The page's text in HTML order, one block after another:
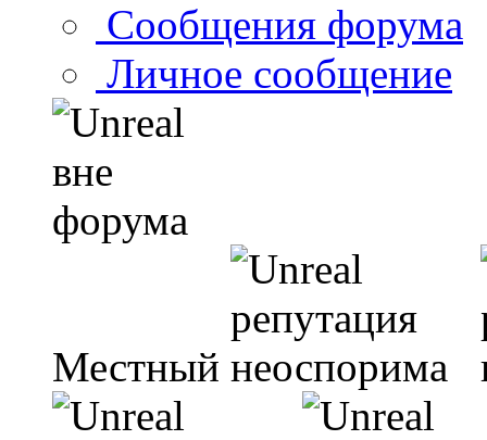
Сообщения форума
Личное сообщение
Местный